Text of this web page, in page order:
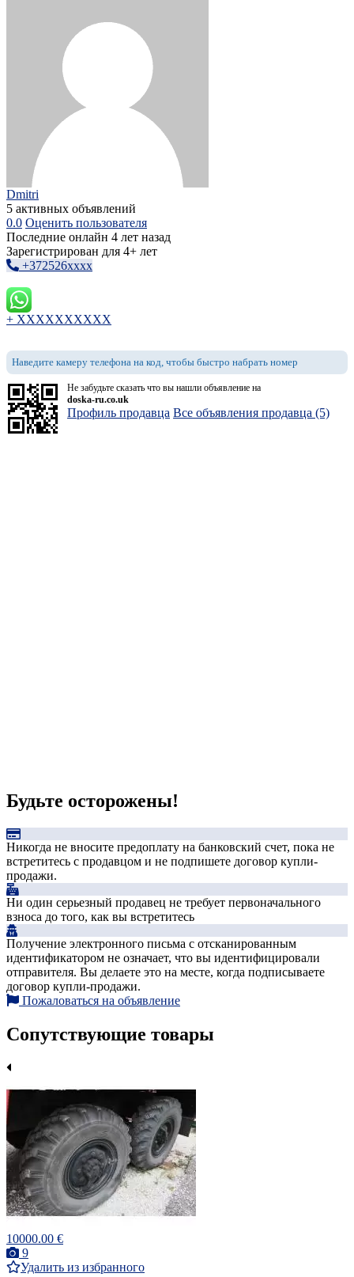
Dmitri
5 активных объявлений
0.0 Оценить пользователя
Последние онлайн 4 лет назад
Зарегистрирован для 4+ лет
+372526xxxx
+ XXXXXXXXXX
Наведите камеру телефона на код, чтобы быстро набрать номер
Не забудьте сказать что вы нашли объявление на
doska-ru.co.uk
Профиль продавца Все объявления продавца (5)
Будьте осторожены!
Никогда не вносите предоплату на банковский счет, пока не
встретитесь с продавцом и не подпишете договор купли-
продажи.
Ни один серьезный продавец не требует первоначального
взноса до того, как вы встретитесь
Получение электронного письма с отсканированным
идентификатором не означает, что вы идентифицировали
отправителя. Вы делаете это на месте, когда подписываете
договор купли-продажи.
Пожаловаться на объявление
Сопутствующие товары
10000.00 €
9
Удалить из избранного